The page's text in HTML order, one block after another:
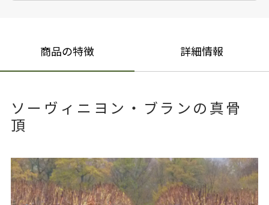
商品の特徴 詳細情報
ソーヴィニヨン・ブランの真骨
頂